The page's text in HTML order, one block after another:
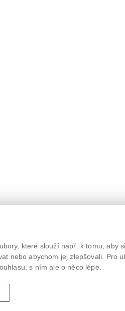
zemědělská a potravinářská inspekce
15, 603 00 Brno, epodatelna
datové schránky: avraiqg
o přístupnosti
které slouží např. k tomu, aby
nebo abychom jej zlepšovali. Pro
s ním ale o něco lépe.